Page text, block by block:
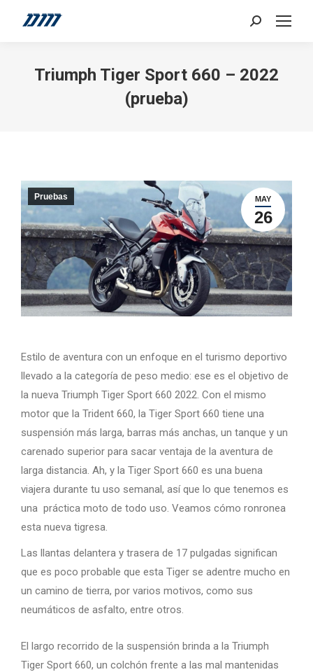
Search:
Triumph Tiger Sport 660 – 2022
(prueba)
MAY
26
Pruebas
Estilo de aventura con un enfoque en el turismo deportivo
llevado a la categoría de peso medio: ese es el objetivo de
la nueva Triumph Tiger Sport 660 2022. Con el mismo
motor que la Trident 660, la Tiger Sport 660 tiene una
suspensión más larga, barras más anchas, un tanque y un
carenado superior para sacar ventaja de la aventura de
larga distancia. Ah, y la Tiger Sport 660 es una buena
viajera durante tu uso semanal, así que lo que tenemos es
una práctica moto de todo uso. Veamos cómo ronronea
esta nueva tigresa.
Las llantas delantera y trasera de 17 pulgadas significan
que es poco probable que esta Tiger se adentre mucho en
un camino de tierra, por varios motivos, como sus
neumáticos de asfalto, entre otros.
El largo recorrido de la suspensión brinda a la Triumph
Tiger Sport 660, un colchón frente a las mal mantenidas